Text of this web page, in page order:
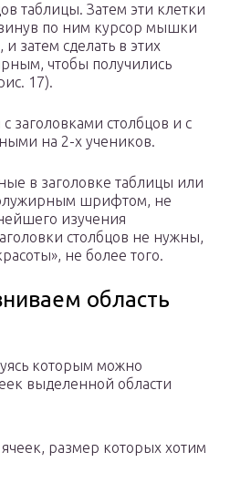
таблицы. Затем эти клетки
по ним курсор мышки
затем сделать в этих
чтобы получились
17).
заголовками столбцов и с
на 2-х учеников.
в заголовке таблицы или
шрифтом, не
изучения
столбцов не нужны,
не более того.
область
которым можно
выделенной области
размер которых хотим